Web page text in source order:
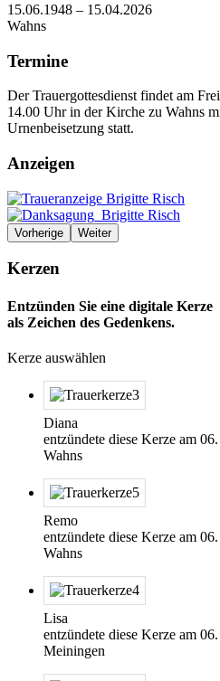
15.06.1948 – 15.04.2026
Wahns
Termine
Der Trauergottesdienst findet am
14.00 Uhr in der Kirche zu Wahns
Urnenbeisetzung statt.
Anzeigen
Vorherige Weiter
Kerzen
Entzünden Sie eine digitale Kerze
als Zeichen des Gedenkens.
Kerze auswählen
Diana
entzündete diese Kerze am
Wahns
Remo
entzündete diese Kerze am
Wahns
Lisa
entzündete diese Kerze am
Meiningen